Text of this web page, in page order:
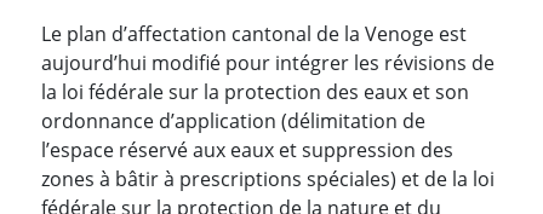
Le plan d’affectation cantonal de la Venoge est
aujourd’hui modifié pour intégrer les révisions de
la loi fédérale sur la protection des eaux et son
ordonnance d’application (délimitation de
l’espace réservé aux eaux et suppression des
zones à bâtir à prescriptions spéciales) et de la loi
fédérale sur la protection de la nature et du